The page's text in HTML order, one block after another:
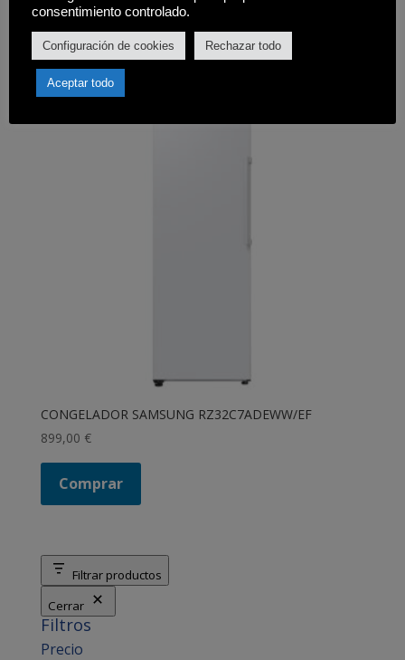
Comprar
CONGELADOR SAMSUNG RZ32C7ADEWW/EF
899,00 €
Comprar
Filtrar productos
Cerrar
Filtros
Precio
consentimiento controlado.
Configuración de cookies Rechazar todo
Aceptar todo